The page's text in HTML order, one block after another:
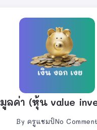
ลค่า (หุ้น value
By ครูแชมป์No Comment